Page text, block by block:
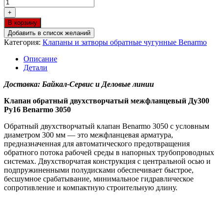
+
В корзину
Добавить в список желаний
Категория: Клапаны и затворы обратные чугунные Benarmo
Описание
Детали
Доставка: Байкал-Сервис и Деловые линии
Клапан обратный двухстворчатый межфланцевый Ду300
Ру16 Benarmo 3050
Обратный двухстворчатый клапан Benarmo 3050 с условным
диаметром 300 мм — это межфланцевая арматура,
предназначенная для автоматического предотвращения
обратного потока рабочей среды в напорных трубопроводных
системах. Двухстворчатая конструкция с центральной осью и
подпружиненными полудисками обеспечивает быстрое,
бесшумное срабатывание, минимальное гидравлическое
сопротивление и компактную строительную длину.